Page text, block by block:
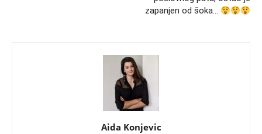
zapanjen od šoka…
Aida Konjevic